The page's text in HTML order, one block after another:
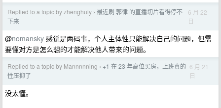
Replied to a topic by zhenghuiy › 最近刷 郭律 的直播切片看得停不
下来
6 月 22
日
@nomansky 感觉是两码事，个人主体性只能解决自己的问题，但需
要懂对方是怎么想的才能解决他人带来的问题。
Replied to a topic by Mannnnning › +1 在 23 年高位买房，上班真的
性压抑了
6 月 21
日
没太懂。